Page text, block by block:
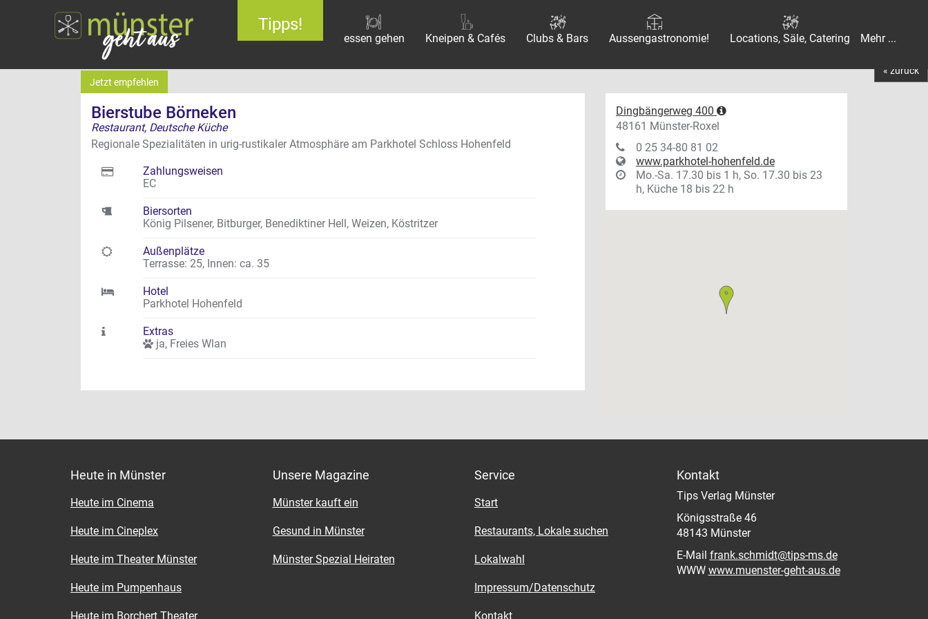
Tipps!
essen gehen Kneipen & Cafés Clubs & Bars Aussengastronomie! Locations, Säle, Catering Mehr ...
« zurück
Bierstube Börneken
Restaurant, Deutsche Küche
Regionale Spezialitäten in urig-rustikaler Atmosphäre am Parkhotel Schloss Hohenfeld
Jetzt empfehlen
Zahlungsweisen
EC
Biersorten
König Pilsener, Bitburger, Benediktiner Hell, Weizen, Köstritzer
Außenplätze
Terrasse: 25, Innen: ca. 35
Hotel
Parkhotel Hohenfeld
Extras
ja, Freies Wlan
Dingbängerweg 400
48161 Münster-Roxel
0 25 34-80 81 02
www.parkhotel-hohenfeld.de
Mo.-Sa. 17.30 bis 1 h, So. 17.30 bis 23
h, Küche 18 bis 22 h
Heute in Münster
Heute im Cinema
Heute im Cineplex
Heute im Theater Münster
Heute im Pumpenhaus
Heute im Borchert Theater
Unsere Magazine
Münster kauft ein
Gesund in Münster
Münster Spezial Heiraten
Service
Start
Restaurants, Lokale suchen
Lokalwahl
Impressum/Datenschutz
Kontakt
Kontakt
Tips Verlag Münster
Königsstraße 46
48143 Münster
E-Mail frank.schmidt@tips-ms.de
WWW www.muenster-geht-aus.de